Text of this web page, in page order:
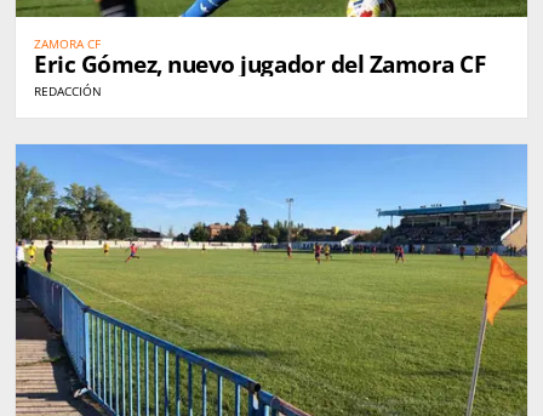
ZAMORA CF
Eric Gómez, nuevo jugador del Zamora CF
REDACCIÓN